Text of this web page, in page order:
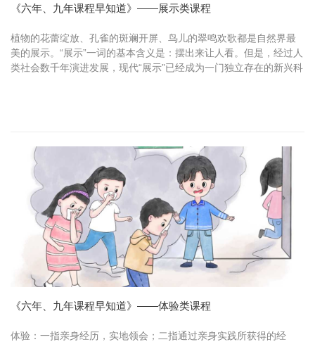
《六年、九年课程早知道》——展示类课程
植物的花蕾绽放、孔雀的斑斓开屏、鸟儿的翠鸣欢歌都是自然界最
美的展示。“展示”一词的基本含义是：摆出来让人看。但是，经过人
类社会数千年演进发展，现代“展示”已经成为一门独立存在的新兴科
《六年、九年课程早知道》——体验类课程
体验：一指亲身经历，实地领会；二指通过亲身实践所获得的经